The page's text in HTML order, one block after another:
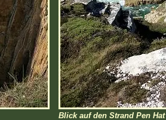
Blick auf den Strand Pen Hat